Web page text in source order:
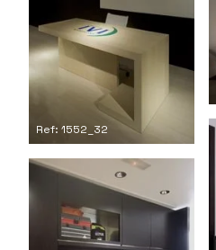
Ref: 1552_32